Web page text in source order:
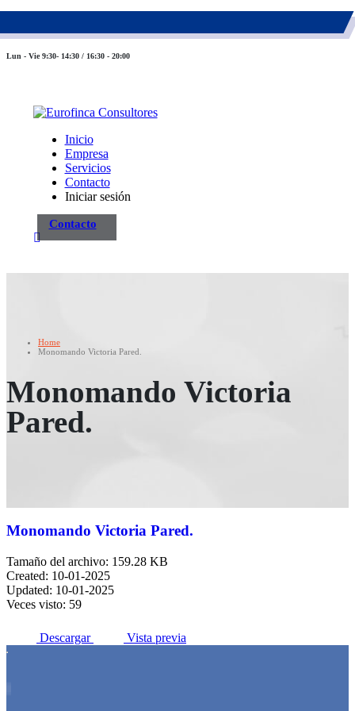
Lun - Vie 9:30- 14:30 / 16:30 - 20:00
Inicio
Empresa
Servicios
Contacto
Iniciar sesión
Contacto
Home
Monomando Victoria Pared.
Monomando Victoria
Pared.
Monomando Victoria Pared.
Tamaño del archivo: 159.28 KB
Created: 10-01-2025
Updated: 10-01-2025
Veces visto: 59
Descargar Vista previa